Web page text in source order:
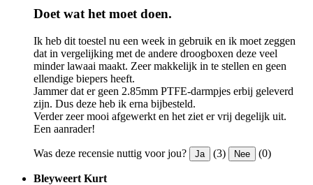
Doet wat het moet doen.
Ik heb dit toestel nu een week in gebruik en ik moet zeggen
dat in vergelijking met de andere droogboxen deze veel
minder lawaai maakt. Zeer makkelijk in te stellen en geen
ellendige biepers heeft.
Jammer dat er geen 2.85mm PTFE-darmpjes erbij geleverd
zijn. Dus deze heb ik erna bijbesteld.
Verder zeer mooi afgewerkt en het ziet er vrij degelijk uit.
Een aanrader!
Was deze recensie nuttig voor jou? Ja (3) Nee (0)
Bleyweert Kurt